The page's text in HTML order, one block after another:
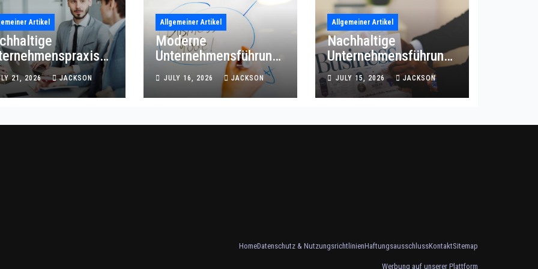
Artikel
wirtschaftliche
21, 2026 JACKSON
Allgemeiner Artikel
Moderne
Unternehmensführung
mit effizienter
Prozessordnung
JULY 16, 2026 JACKSON
Allgemeiner Artikel
Nachhaltige
Unternehmensführung
für intelligente
Betriebsprozesse
JULY 15, 2026 JACKSON
HomeDatenschutz & NutzungsrichtlinienHaftungsausschlussKontaktSitemap
Werbung auf unserer Plattform